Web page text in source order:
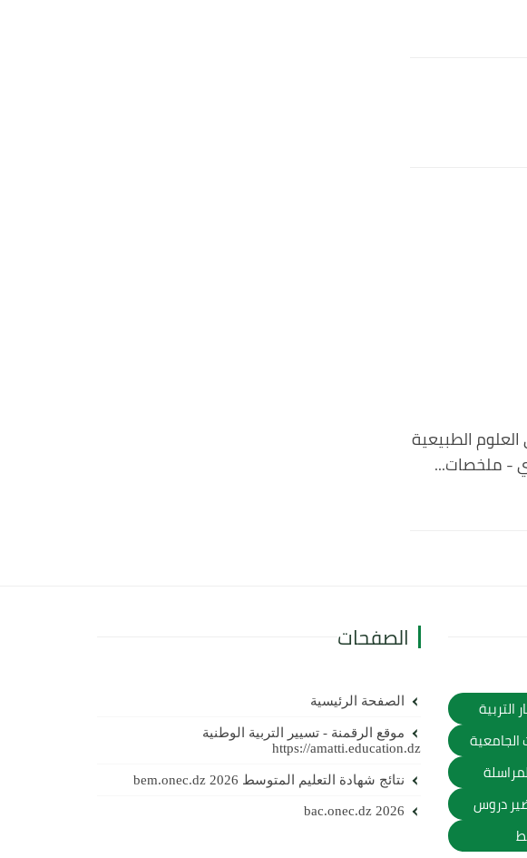
الطبيعية
- ملخصات...
التربية
الجامعية
دروس
الصفحات
الصفحة الرئيسية
موقع الرقمنة - تسيير التربية الوطنية
https://amatti.education.dz
نتائج شهادة التعليم المتوسط 2026 bem.onec.dz
bac.onec.dz 2026